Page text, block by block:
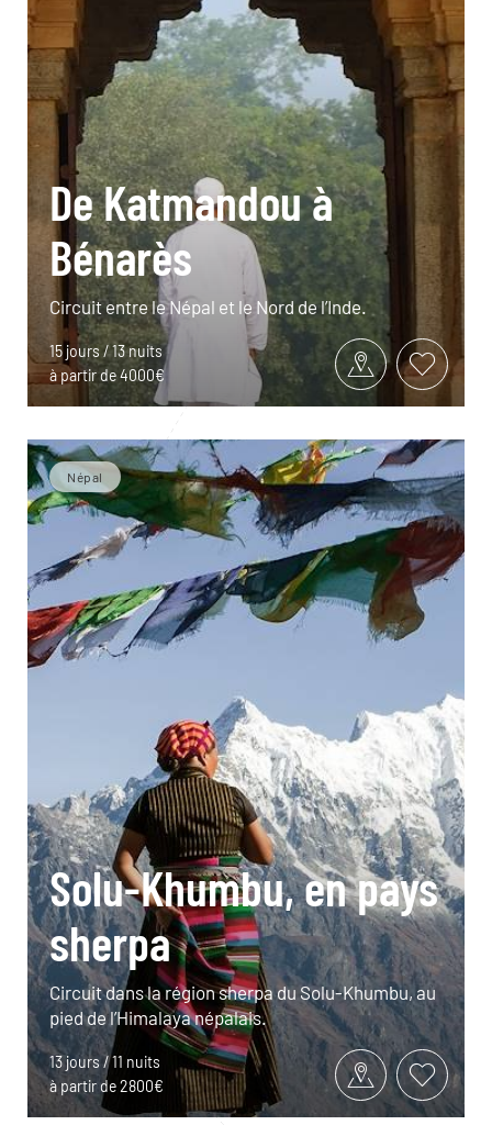
De Katmandou à
Bénarès
Circuit entre le Népal et le Nord de l’Inde.
15 jours / 13 nuits
à partir de 4000€
Népal
Solu-Khumbu, en pays
sherpa
Circuit dans la région sherpa du Solu-Khumbu, au
pied de l’Himalaya népalais.
13 jours / 11 nuits
à partir de 2800€